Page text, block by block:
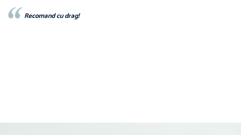
Recomand cu drag!